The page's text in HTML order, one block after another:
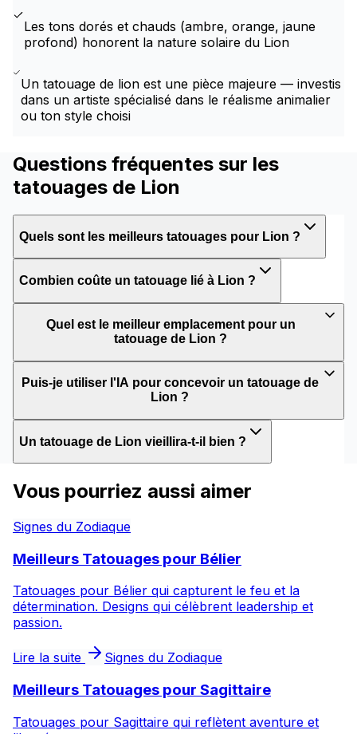
Les tons dorés et chauds (ambre, orange, jaune
profond) honorent la nature solaire du Lion
Un tatouage de lion est une pièce majeure — investis
dans un artiste spécialisé dans le réalisme animalier
ou ton style choisi
Questions fréquentes sur les
tatouages de Lion
Quels sont les meilleurs tatouages pour Lion ?
Combien coûte un tatouage lié à Lion ?
Quel est le meilleur emplacement pour un
tatouage de Lion ?
Puis-je utiliser l'IA pour concevoir un tatouage de
Lion ?
Un tatouage de Lion vieillira-t-il bien ?
Vous pourriez aussi aimer
Signes du Zodiaque
Meilleurs Tatouages pour Bélier
Tatouages pour Bélier qui capturent le feu et la
détermination. Designs qui célèbrent leadership et
passion.
Lire la suite Signes du Zodiaque
Meilleurs Tatouages pour Sagittaire
Tatouages pour Sagittaire qui reflètent aventure et